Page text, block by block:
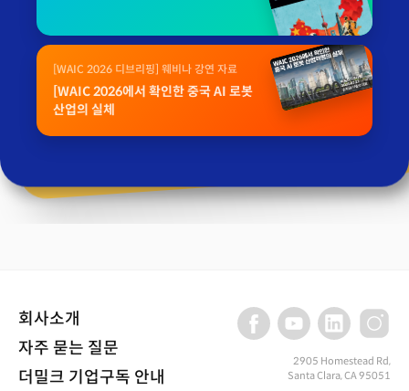
[WAIC 2026 디브리핑] 웨비나 강연 자료
[WAIC 2026에서 확인한 중국 AI 로봇
산업의 실체
회사소개
자주 묻는 질문
더밀크 기업구독 안내
2905 Homestead Rd,
Santa Clara, CA 95051